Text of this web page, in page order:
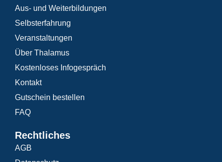
Aus- und Weiterbildungen
Selbsterfahrung
Veranstaltungen
Über Thalamus
Kostenloses Infogespräch
Kontakt
Gutschein bestellen
FAQ
Rechtliches
AGB